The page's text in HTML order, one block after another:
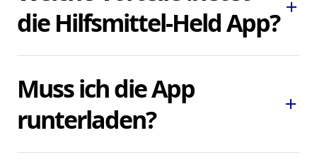
die Hilfsmittel-Held App? add
Ihnen, dringend benötigte Pflegehilfsmittel
und Hilfsmittel schnell und bequem zu
bestellen, ohne lokale Sanitätshäuser
aufsuchen oder kontaktieren zu müssen.
Muss ich die App
runterladen?
add